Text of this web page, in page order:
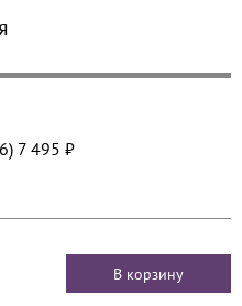
7 495 ₽